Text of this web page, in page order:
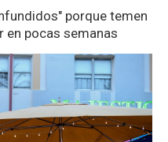
porque temen
en pocas semanas